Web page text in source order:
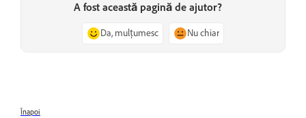
A fost această pagină de ajutor?
Da, mulțumesc Nu chiar
Înapoi